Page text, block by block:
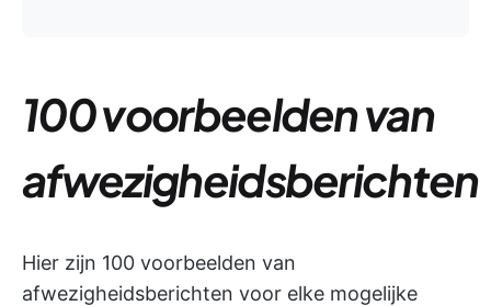
100 voorbeelden van
afwezigheidsberichten
Hier zijn 100 voorbeelden van
afwezigheidsberichten voor elke mogelijke